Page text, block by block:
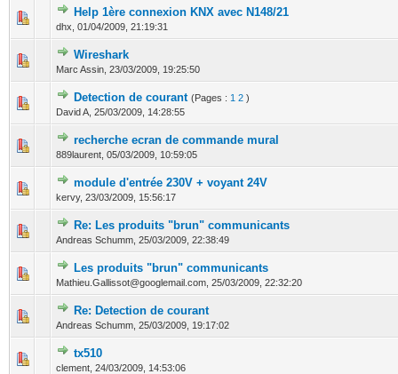
Help 1ère connexion KNX avec N148/21
dhx, 01/04/2009, 21:19:31
0 Votes - 0 sur 5 en moyenne
1 2345
Wireshark
Marc Assin, 23/03/2009, 19:25:50
0 Votes - 0 sur 5 en moyenne
Detection de courant (Pages : 1 2 )
David A, 25/03/2009, 14:28:55
0 Votes - 0 sur 5 en moyenne
1 2345
recherche ecran de commande mural
889laurent, 05/03/2009, 10:59:05
0 Votes - 0 sur 5 en moyenne
12345
module d'entrée 230V + voyant 24V
kervy, 23/03/2009, 15:56:17
0 Votes - 0 sur 5 en moyenne
12 3 45
Re: Les produits "brun" communicants
Andreas Schumm, 25/03/2009, 22:38:49
0 Votes - 0 sur 5 en moyenne
123 45
Les produits "brun" communicants
Mathieu.Gallissot@googlemail.com, 25/03/2009, 22:32:20
0 Votes - 0 sur 5 en moyenne
12345
Re: Detection de courant
Andreas Schumm, 25/03/2009, 19:17:02
0 Votes - 0 sur 5 en moyenne
1234
tx510
clement, 24/03/2009, 14:53:06
0 Votes - 0 sur 5 en moyenne